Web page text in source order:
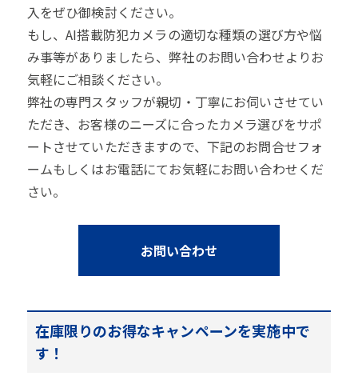
入をぜひ御検討ください。
もし、AI搭載防犯カメラの適切な種類の選び方や悩
み事等がありましたら、弊社のお問い合わせよりお
気軽にご相談ください。
弊社の専門スタッフが親切・丁寧にお伺いさせてい
ただき、お客様のニーズに合ったカメラ選びをサポ
ートさせていただきますので、下記のお問合せフォ
ームもしくはお電話にてお気軽にお問い合わせくだ
さい。
お問い合わせ
在庫限りのお得なキャンペーンを実施中で
す！